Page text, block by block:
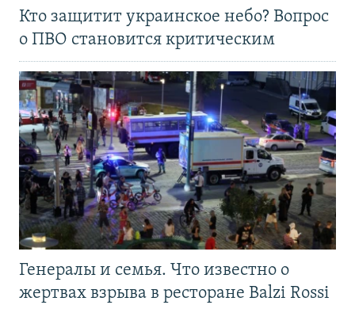
Кто защитит украинское небо? Вопрос
о ПВО становится критическим
Генералы и семья. Что известно о
жертвах взрыва в ресторане Balzi Rossi